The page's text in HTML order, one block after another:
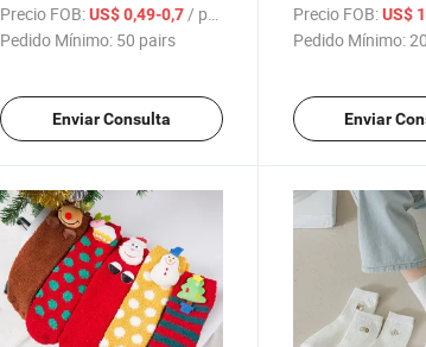
de felpa para mujeres, cálidos
para el otoño e invierno
Precio FOB: US$ 0,49-0,7/ pairs
Pedido Mínimo: 50 pairs
Enviar Consulta
por mayor para
calcetines de
Precio FOB: US$
Pedido Mínimo:
Enviar